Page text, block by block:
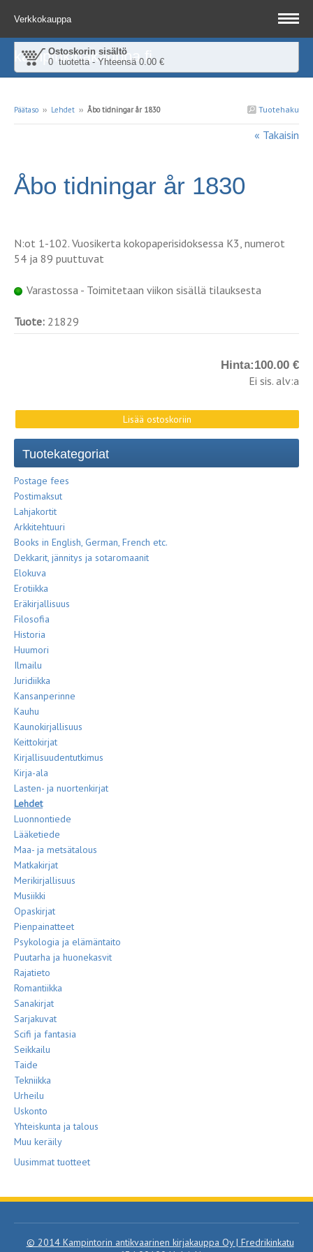
Verkkokauppa
Ostoskorin sisältö
0 tuotetta - Yhteensä 0.00 €
kampinkirjakauppa.fi
Tuotehaku
Päätaso ›› Lehdet ›› Åbo tidningar år 1830
« Takaisin
Åbo tidningar år 1830
N:ot 1-102. Vuosikerta kokopaperisidoksessa K3, numerot
54 ja 89 puuttuvat
Varastossa - Toimitetaan viikon sisällä tilauksesta
Tuote: 21829
Hinta:100.00 €
Ei sis. alv:a
Tuotekategoriat
Postage fees
Postimaksut
Lahjakortit
Arkkitehtuuri
Books in English, German, French etc.
Dekkarit, jännitys ja sotaromaanit
Elokuva
Erotiikka
Eräkirjallisuus
Filosofia
Historia
Huumori
Ilmailu
Juridiikka
Kansanperinne
Kauhu
Kaunokirjallisuus
Keittokirjat
Kirjallisuudentutkimus
Kirja-ala
Lasten- ja nuortenkirjat
Lehdet
Luonnontiede
Lääketiede
Maa- ja metsätalous
Matkakirjat
Merikirjallisuus
Musiikki
Opaskirjat
Pienpainatteet
Psykologia ja elämäntaito
Puutarha ja huonekasvit
Rajatieto
Romantiikka
Sanakirjat
Sarjakuvat
Scifi ja fantasia
Seikkailu
Taide
Tekniikka
Urheilu
Uskonto
Yhteiskunta ja talous
Muu keräily
Uusimmat tuotteet
© 2014 Kampintorin antikvaarinen kirjakauppa Oy | Fredrikinkatu